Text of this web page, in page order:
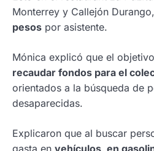
Monterrey y Callejón
pesos por asistente.
Mónica explicó que el
recaudar fondos para el
orientados a la búsqueda de
desaparecidas.
Explicaron que al buscar
gasta en vehículos, en